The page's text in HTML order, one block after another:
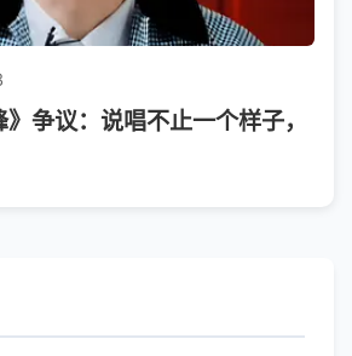
争议：说唱不止一个样子，